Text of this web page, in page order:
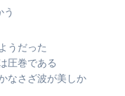
う
うだった
圧巻である
なさざ波が美しか